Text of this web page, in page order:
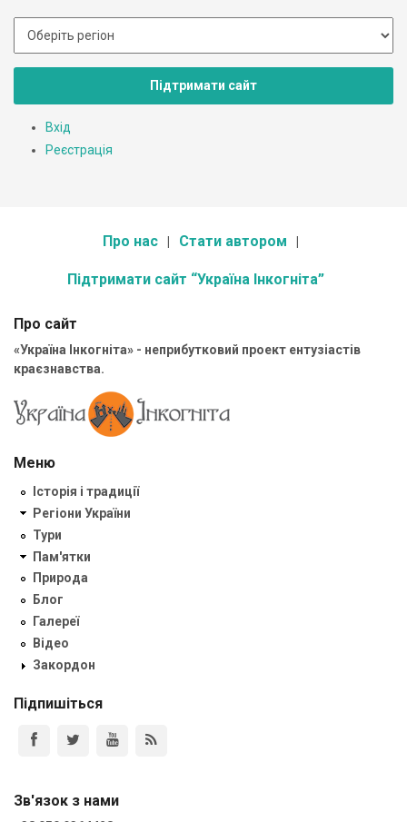
Підтримати сайт
Вхід
Реєстрація
Про нас Стати автором
Підтримати сайт “Україна Інкогніта”
Про сайт
«Україна Інкогніта» - неприбутковий проект ентузіастів
краєзнавства.
Меню
Історія і традиції
Регіони України
Тури
Пам'ятки
Природа
Блог
Галереї
Відео
Закордон
Підпишіться
Зв'язок з нами